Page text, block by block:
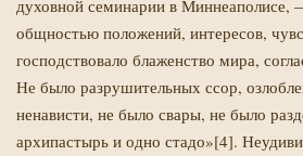
духовной семинарии в Миннеаполисе,
общностью положений, интересов,
господствовало блаженство мира,
Не было разрушительных ссор,
ненависти, не было свары, не было
архипастырь и одно стадо»[4].